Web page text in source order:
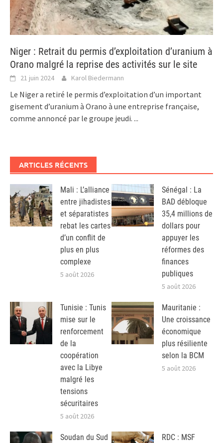
Niger : Retrait du permis d’exploitation d’uranium à
Orano malgré la reprise des activités sur le site
21 juin 2024 Karol Biedermann
Le Niger a retiré le permis d’exploitation d’un important
gisement d’uranium à Orano à une entreprise française,
comme annoncé par le groupe jeudi. ...
ARTICLES RÉCENTS
Mali : L’alliance
entre jihadistes
et séparatistes
rebat les cartes
d’un conflit de
plus en plus
complexe
5 août 2026
Sénégal : La
BAD débloque
35,4 millions de
dollars pour
appuyer les
réformes des
finances
publiques
5 août 2026
Tunisie : Tunis
mise sur le
renforcement
de la
coopération
avec la Libye
malgré les
tensions
sécuritaires
5 août 2026
Mauritanie :
Une croissance
économique
plus résiliente
selon la BCM
5 août 2026
Soudan du Sud
RDC : MSF